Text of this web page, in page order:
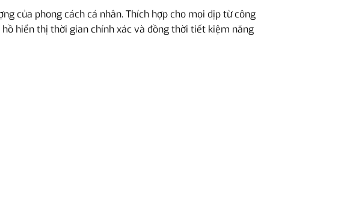
của phong cách cá nhân. Thích hợp cho mọi dịp từ công
hiển thị thời gian chính xác và đồng thời tiết kiệm năng